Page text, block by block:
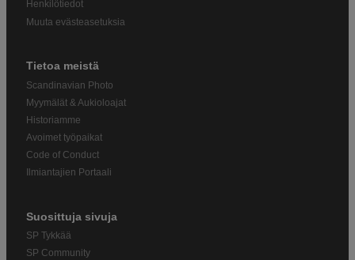
Henkilötiedot
Muuta evästeasetuksia
Tietoa meistä
Scandinavian Photo
Myymälät & Aukioloajat
Historiamme
Avoimet työpaikat
Code of Conduct
Ilmiantajien Portaali
Suosittuja sivuja
SP Tykkää
SP Community